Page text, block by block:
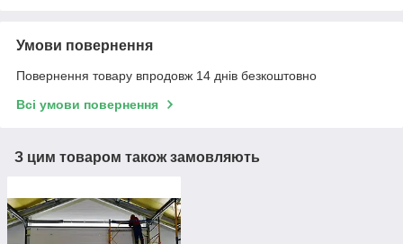
Умови повернення
Повернення товару впродовж 14 днів безкоштовно
Всі умови повернення
З цим товаром також замовляють